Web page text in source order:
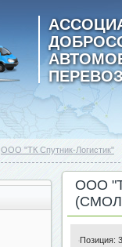
ООО "ТК Спутник-Логистик"
ООО
Позиция: